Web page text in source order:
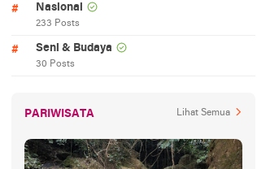
Nasional
233 Posts
Seni & Budaya
30 Posts
PARIWISATA Lihat Semua